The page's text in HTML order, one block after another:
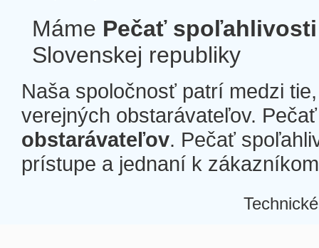
Máme Pečať spoľahlivosti
Slovenskej republiky
Naša spoločnosť patrí medzi
verejných obstarávateľov.
obstarávateľov. Pečať
prístupe a jednaní k